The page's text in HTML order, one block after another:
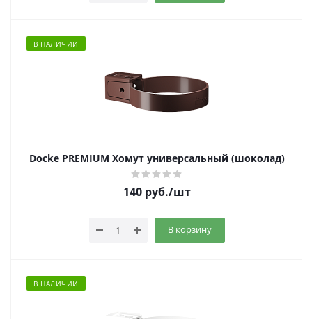
В НАЛИЧИИ
Docke PREMIUM Хомут универсальный (шоколад)
140руб./шт
В корзину
В НАЛИЧИИ